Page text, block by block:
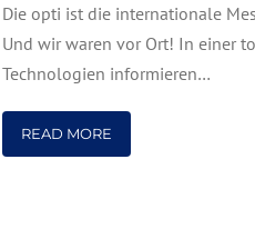
Die opti ist die internationale
Und wir waren vor Ort! In einer
Technologien informieren…
READ MORE